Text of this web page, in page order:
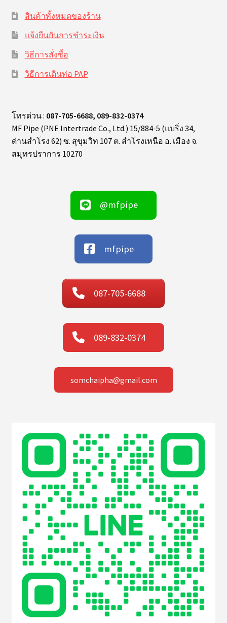
สินค้าทั้งหมดของร้าน
แจ้งยืนยันการชำระเงิน
วิธีการสั่งซื้อ
วิธีการเดินท่อ PAP
โทรด่วน : 087-705-6688, 089-832-0374
MF Pipe (PNE Intertrade Co., Ltd.) 15/884-5 (แบริ่ง 34,
ด่านสำโรง 62) ซ. สุขุมวิท 107 ต. สำโรงเหนือ อ. เมือง จ.
สมุทรปราการ 10270
@mfpipe
mfpipe
087-705-6688
089-832-0374
somchaipha@gmail.com